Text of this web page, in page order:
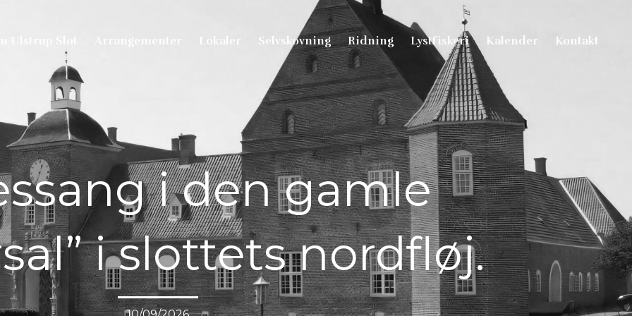
Arrangementer Lokaler Selvskovning Ridning Lystfiskeri Kalender Kontakt
i den gamle
i slottets nordfløj.